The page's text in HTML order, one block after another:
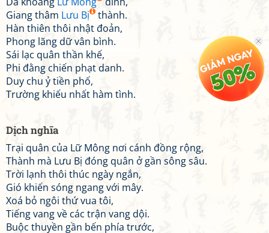
Giang thâm Lưu Bị
thành.
Hàn thiên thôi nhật đoản,
Phong lãng dữ vân bình.
Sái lạc quân thần khế,
Phi đằng chiến phạt danh.
Duy chu ỷ tiền phố,
Trường khiếu nhất hàm tình.
Dịch nghĩa
Trại quân của Lữ Mông nơi cánh đồng rộng,
Thành mà Lưu Bị đóng quân ở gần sông sâu.
Trời lạnh thôi thúc ngày ngắn,
Gió khiến sóng ngang với mây.
Xoá bỏ ngôi thứ vua tôi,
Tiếng vang về các trận vang dội.
Buộc thuyền gần bến phía trước,